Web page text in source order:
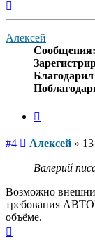
Алексей
Сообщения:
Благодарил
#4 Сообщение
Алексей »
Валерий
Возможно
требования
объёме.